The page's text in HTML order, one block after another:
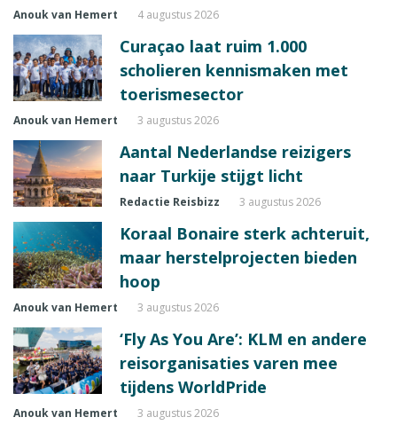
Anouk van Hemert 4 augustus 2026
Curaçao laat ruim 1.000
scholieren kennismaken met
toerismesector
Anouk van Hemert 3 augustus 2026
Aantal Nederlandse reizigers
naar Turkije stijgt licht
Redactie Reisbizz 3 augustus 2026
Koraal Bonaire sterk achteruit,
maar herstelprojecten bieden
hoop
Anouk van Hemert 3 augustus 2026
‘Fly As You Are’: KLM en andere
reisorganisaties varen mee
tijdens WorldPride
Anouk van Hemert 3 augustus 2026